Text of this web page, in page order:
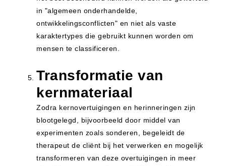
in "algemeen onderhandelde,
ontwikkelingsconflicten" en niet als vaste
karaktertypes die gebruikt kunnen worden om
mensen te classificeren.
Transformatie van
kernmateriaal
Zodra kernovertuigingen en herinneringen zijn
blootgelegd, bijvoorbeeld door middel van
experimenten zoals sonderen, begeleidt de
therapeut de cliënt bij het verwerken en mogelijk
transformeren van deze overtuigingen in meer